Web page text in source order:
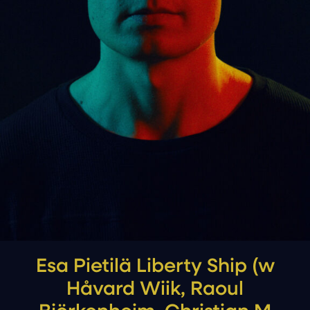
Esa Pietilä Liberty Ship (w
Håvard Wiik, Raoul